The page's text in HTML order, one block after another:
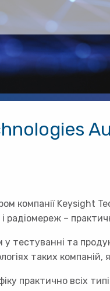
компанії Keysight
радіомереж –
та
таких
практично всіх